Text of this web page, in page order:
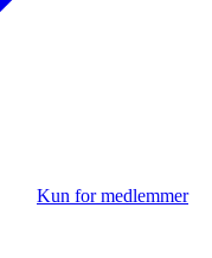
Kun for medlemmer